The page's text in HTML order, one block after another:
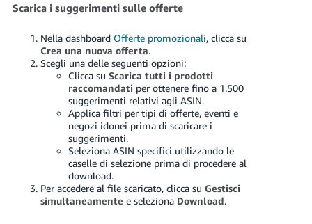
English
Español
Scarica i suggerimenti sulle offerte
Nella dashboard Offerte promozionali, clicca su
Crea una nuova offerta.
Scegli una delle seguenti opzioni:
Clicca su Scarica tutti i prodotti
raccomandatiper ottenere fino a 1.500
suggerimenti relativi agli ASIN.
Applica filtri per tipi di offerte, eventi e
negozi idonei prima di scaricare i
suggerimenti.
Seleziona ASIN specifici utilizzando le
caselle di selezione prima di procedere al
download.
Per accedere al file scaricato, clicca su Gestisci
simultaneamente e seleziona Download.